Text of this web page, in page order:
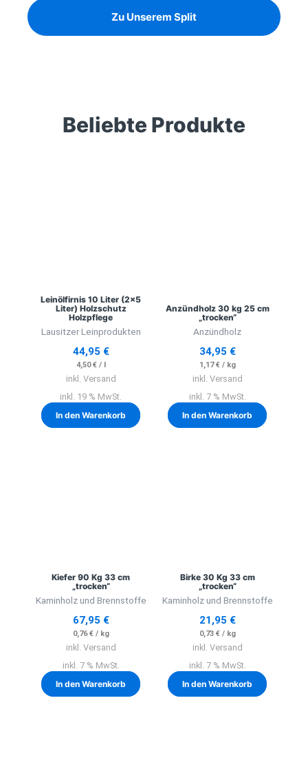
Zu Unserem Split
Beliebte Produkte
Leinölfirnis 10 Liter (2×5
Liter) Holzschutz
Holzpflege
Lausitzer Leinprodukten
44,95 €
4,50€/ l
inkl. Versand
inkl. 19 % MwSt.
In den Warenkorb
Anzündholz 30 kg 25 cm
„trocken“
Anzündholz
34,95 €
1,17€/ kg
inkl. Versand
inkl. 7 % MwSt.
In den Warenkorb
Kiefer 90 Kg 33 cm
„trocken“
Kaminholz und Brennstoffe
67,95 €
0,76€/ kg
inkl. Versand
inkl. 7 % MwSt.
In den Warenkorb
Birke 30 Kg 33 cm
„trocken“
Kaminholz und Brennstoffe
21,95 €
0,73 €/ kg
inkl. Versand
inkl. 7 % MwSt.
In den Warenkorb